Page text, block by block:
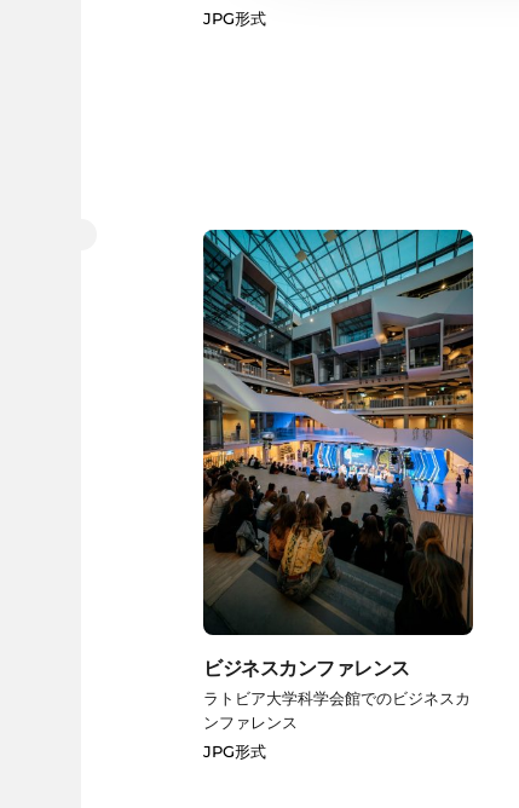
JPG形式
ビジネスカンファレンス
ラトビア大学科学会館でのビジネスカ
ンファレンス
JPG形式